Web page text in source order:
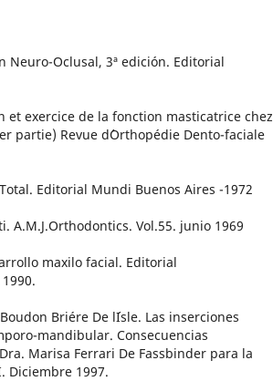
Neuro-Oclusal, 3ª edición. Editorial
et exercice de la fonction masticatrice chez
partie) Revue d´Orthopédie Dento-faciale
Editorial Mundi Buenos Aires -1972
A.M.J.Orthodontics. Vol.55. junio 1969
maxilo facial. Editorial
Briére De l´Isle. Las inserciones
mandibular. Consecuencias
Marisa Ferrari De Fassbinder para la
Diciembre 1997.